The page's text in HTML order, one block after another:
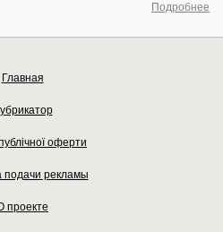
Подробнее
Главная
оферти
подачи рекламы
проекте